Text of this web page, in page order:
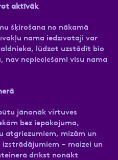
aktīvāk
šķirošana no nākamā
nama iedzīvotāji var
lūdzot uzstādīt bio
nepieciešami visu nama
jānonāk virtuves
bez iepakojuma,
atgriezumiem, mizām un
– maizei un
drīkst nonākt